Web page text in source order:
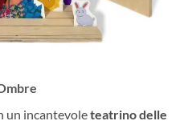
un incantevoleteatrino delle